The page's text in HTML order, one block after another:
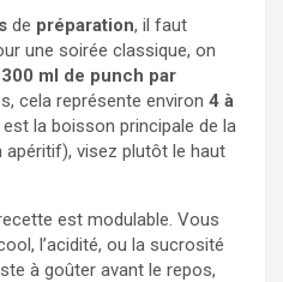
de préparation, il faut
une soirée classique, on
ml de punch par
cela représente environ 4 à
la boisson principale de la
visez plutôt le haut
est modulable. Vous
l’acidité, ou la sucrosité
à goûter avant le repos,